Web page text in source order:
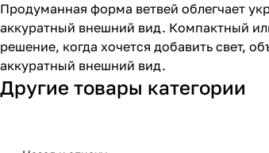
Продуманная форма ветвей облегчает
аккуратный внешний вид. Компактный
решение, когда хочется добавить свет,
аккуратный внешний вид.
Другие товары категории